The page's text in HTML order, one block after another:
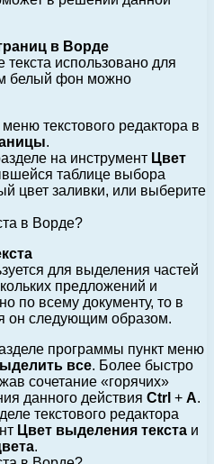
в Ворде
использовано для
белый фон можно
текстового редактора в
.
на инструмент Цвет
таблице выбора
цвет заливки, или выберите
для выделения частей
предложений и
по всему документу, то в
он следующим образом.
программы пункт меню
все. Более быстро
сочетание «горячих»
данного действия Ctrl + A.
текстового редактора
Цвет выделения текста и
.